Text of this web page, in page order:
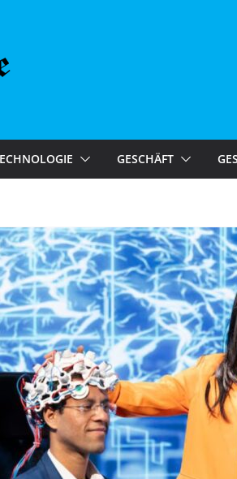
GESCHÄFT